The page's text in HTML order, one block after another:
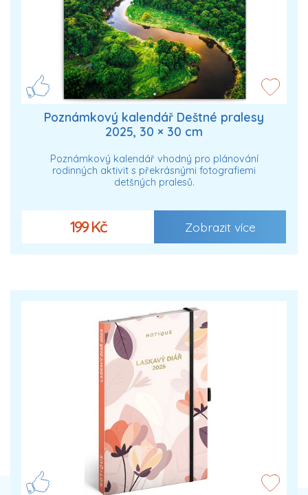
Poznámkový kalendář Deštné pralesy
2025, 30 × 30 cm
Poznámkový kalendář vhodný pro plánování
rodinných aktivit s překrásnými fotografiemi
detšných pralesů.
199 Kč Zobrazit více